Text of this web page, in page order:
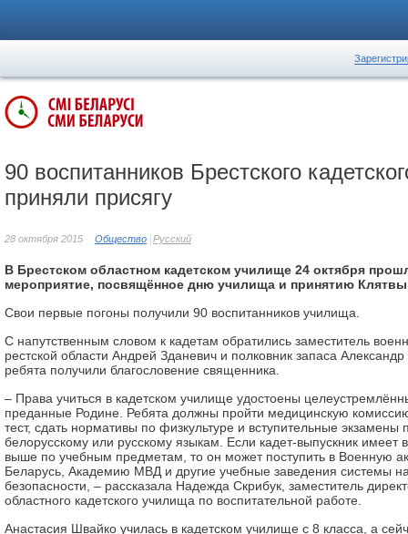
90 воспитанников Брестского
приняли присягу
28 октября 2015 Общество Русский
В Брестском областном кадетском училище 24 октября
мероприятие, посвящённое дню училища и принятию Клятвы
Свои первые погоны получили 90 воспитанников училища.
С напутственным словом к кадетам обратились заместитель
рестской области Андрей Зданевич и полковник запаса
ребята получили благословение священника.
– Права учиться в кадетском училище удостоены
преданные Родине. Ребята должны пройти медицинскую
тест, сдать нормативы по физкультуре и вступительные экзамены
белорусскому или русскому языкам. Если кадет-выпускник имеет
выше по учебным предметам, то он может поступить в Военную
Беларусь, Академию МВД и другие учебные заведения системы
безопасности, – рассказала Надежда Скрибук, заместитель
областного кадетского училища по воспитательной работе.
Анастасия Швайко училась в кадетском училище с 8 класса, а